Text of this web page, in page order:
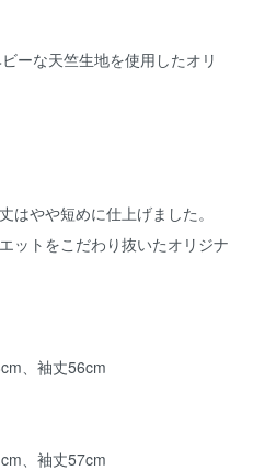
ーな天竺生地を使用したオリ
はやや短めに仕上げました。
ットをこだわり抜いたオリジナ
、袖丈56cm
、袖丈57cm